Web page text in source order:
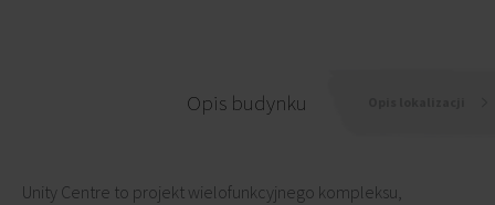
Opis budynku
Unity Centre to projekt wielofunkcyjnego kompleksu,